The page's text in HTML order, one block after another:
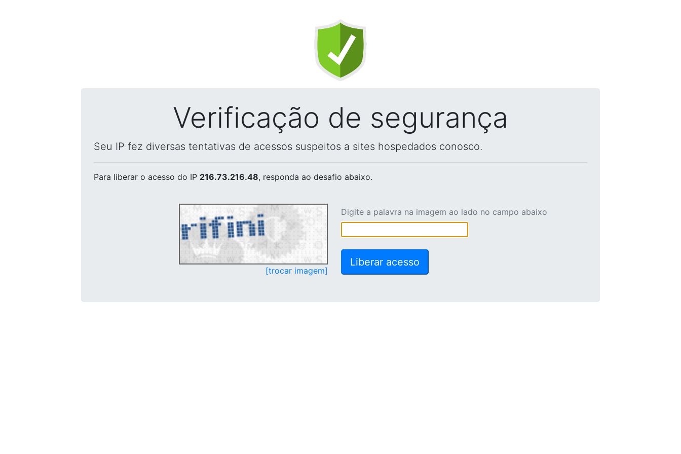
Verificação de segurança
Seu IP fez diversas tentativas de acessos suspeitos a sites hospedados conosco.
Para liberar o acesso do IP 216.73.216.48, responda ao desafio abaixo.
[trocar imagem]
Digite a palavra na imagem ao lado no campo abaixo